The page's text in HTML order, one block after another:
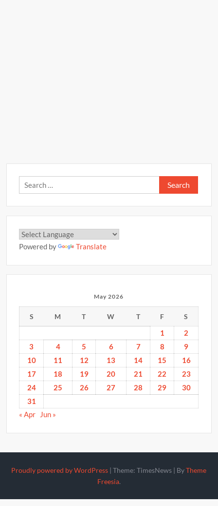
Search
for:
Powered by Translate
May 2026
S M T W T F S
1
2
3
4 5 6 7 8
9
10
11 12 13 14 15
16
17
18 19 20 21 22
23
24
25 26 27 28 29
30
31
« Apr
Jun »
Proudly powered by WordPress |Theme: TimesNews | ByTheme
Freesia.